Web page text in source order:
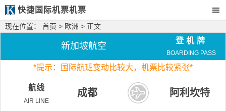
快捷国际机票机票
现在位置： 首页 > 欧洲 > 正文
新加坡航空
登机牌
BOARDING PASS
*提示：国际航班变动比较大， 机票比较紧张*
航线
AIR LINE
成都 阿利坎特